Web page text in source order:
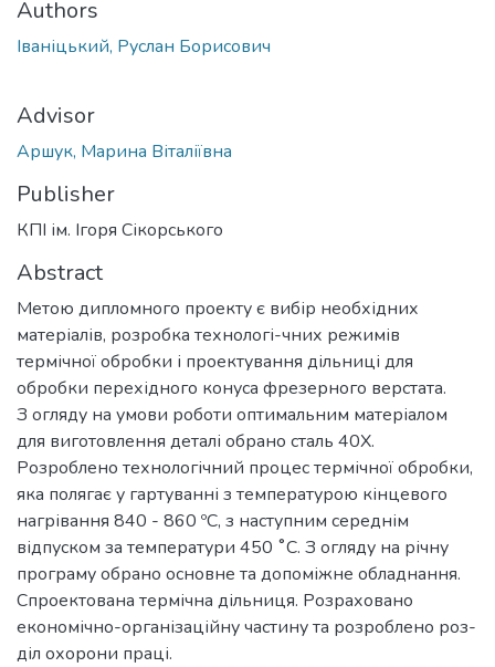
Authors
Іваніцький, Руслан Борисович
Advisor
Аршук, Марина Віталіївна
Publisher
КПІ ім. Ігоря Сікорського
Abstract
Метою дипломного проекту є вибір необхідних
матеріалів, розробка технологі-чних режимів
термічної обробки і проектування дільниці для
обробки перехідного конуса фрезерного верстата.
З огляду на умови роботи оптимальним матеріалом
для виготовлення деталі обрано сталь 40Х.
Розроблено технологічний процес термічної обробки,
яка полягає у гартуванні з температурою кінцевого
нагрівання 840 - 860 ºС, з наступним середнім
відпуском за температури 450 ˚С. З огляду на річну
програму обрано основне та допоміжне обладнання.
Спроектована термічна дільниця. Розраховано
економічно-організаційну частину та розроблено роз-
діл охорони праці.